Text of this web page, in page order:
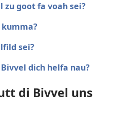
zu goot fa voah sei?
sei?
dich helfa nau?
di Bivvel uns